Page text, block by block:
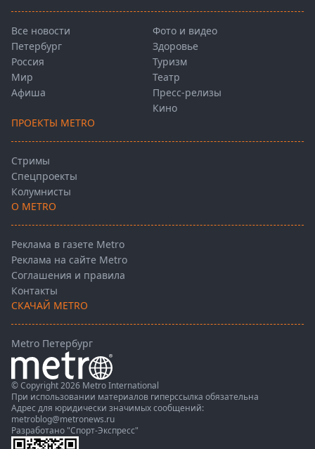
Все новости
Петербург
Россия
Мир
Афиша
Фото и видео
Здоровье
Туризм
Театр
Пресс-релизы
Кино
ПРОЕКТЫ METRO
Стримы
Спецпроекты
Колумнисты
О METRO
Реклама в газете Metro
Реклама на сайте Metro
Соглашения и правила
Контакты
СКАЧАЙ METRO
Metro Петербург
© Copyright 2026 Metro International
При использовании материалов гиперссылка обязательна
Адрес для юридически значимых сообщений:
metroblog@metronews.ru
Разработано "Спорт-Экспресс"